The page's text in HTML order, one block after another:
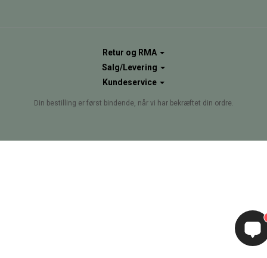
Retur og RMA
Salg/Levering
Kundeservice
Din bestilling er først bindende, når vi har bekræftet din ordre.